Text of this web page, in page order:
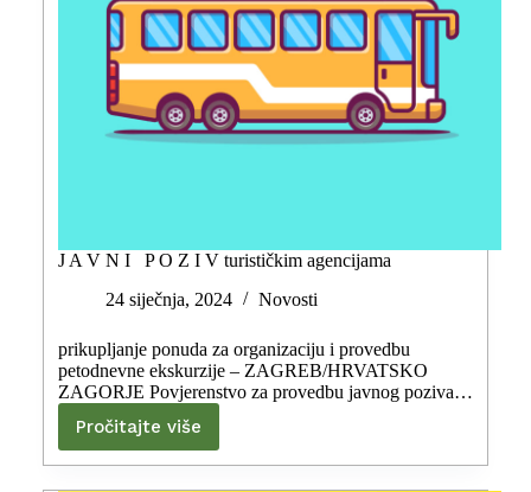
J A V N I P O Z I V turističkim agencijama
24 siječnja, 2024
Novosti
prikupljanje ponuda za organizaciju i provedbu
petodnevne ekskurzije – ZAGREB/HRVATSKO
ZAGORJE Povjerenstvo za provedbu javnog poziva…
Pročitajte više